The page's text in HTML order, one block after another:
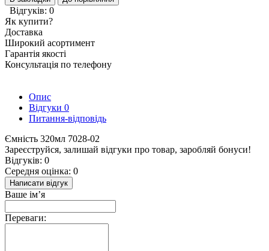
Відгуків: 0
Як купити?
Доставка
Широкий асортимент
Гарантія якості
Консультація по телефону
Опис
Відгуки 0
Питання-відповідь
Ємність 320мл 7028-02
Зареєструйся, залишай відгуки про товар, заробляй бонуси!
Відгуків: 0
Середня оцінка: 0
Написати відгук
Ваше ім’я
Переваги: